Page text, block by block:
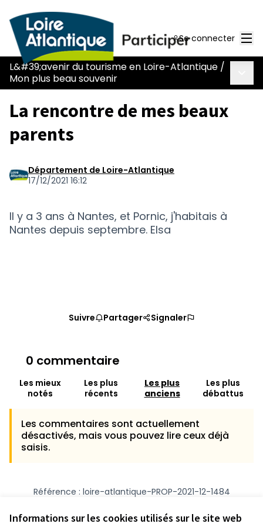
Informations sur les cookies utilisés sur le site web
Se connecter
L&#39;avenir du tourisme en Loire-Atlantique /
Mon plus beau souvenir
La rencontre de mes beaux
parents
Département de Loire-Atlantique
17/12/2021 16:12
Il y a 3 ans à Nantes, et Pornic, j'habitais à
Nantes depuis septembre. Elsa
Suivre Partager Signaler
0 commentaire
Les mieux
notés
Les plus
récents
Les plus
anciens
Les plus
débattus
Les commentaires sont actuellement
désactivés, mais vous pouvez lire ceux déjà
saisis.
Référence : loire-atlantique-PROP-2021-12-1484
Vérifiez l'empreinte numérique